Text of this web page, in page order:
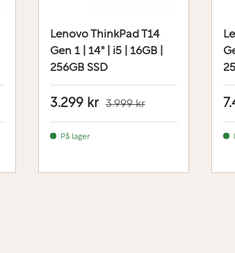
Lenovo ThinkPad T14
Gen 1 | 14" | i5 | 16GB |
256GB SSD
3.299 kr 3.999 kr
På lager